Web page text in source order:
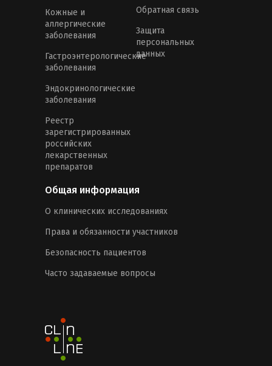
Кожные и
аллергические
заболевания
Гастроэнтерологические
заболевания
Эндокринологические
заболевания
Реестр
зарегистрированных
российских
лекарственных
препаратов
Обратная связь
Защита
персональных
данных
Общая информация
О клинических исследованиях
Права и обязанности участников
Безопасность пациентов
Часто задаваемые вопросы